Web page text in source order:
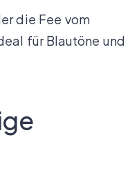
die Fee vom
für Blautöne und